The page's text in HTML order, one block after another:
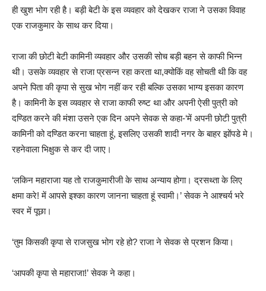
ही खुश भोग रही है। बड़ी बेटी के इस व्यवहार को देखकर राजा ने उसका विवाह
एक राजकुमार के साथ कर दिया।
राजा की छोटी बेटी कामिनी व्यवहार और उसकी सोच बड़ी बहन से काफी भिन्न
थी। उसके व्यवहार से राजा प्रसन्न रहा करता था,क्योकिं वह सोचती थी कि वह
अपने पिता की कृपा से सुख भोग नहीं कर रही बल्कि उसका भाग्य इसका कारण
है। कामिनी के इस व्यवहार से राजा काफी रुष्ट था और अपनी ऐसी पुत्री को
दण्डित करने की मंशा उसने एक दिन अपने सेवक से कहा-‘में अपनी छोटी पुत्री
कामिनी को दण्डित करना चाहता हूं, इसलिए उसकी शादी नगर के बाहर झोंपडे मे।
रहनेवाला भिक्षुक से कर दी जाए।
‘लकिन महाराजा यह तो राजकुमारीजी के साथ अन्याय होगा। द्रसथ्ता के लिए
क्षमा करे! में आपसे इश्का कारण जानना चाहता हूं स्वामी।’ सेवक ने आश्चर्य भरे
स्वर में पूछा।
‘तुम किसकी कृपा से राजसुख भोग रहे हो? राजा ने सेवक से प्रशन किया।
‘आपकी कृपा से महाराजा!’ सेवक ने कहा।